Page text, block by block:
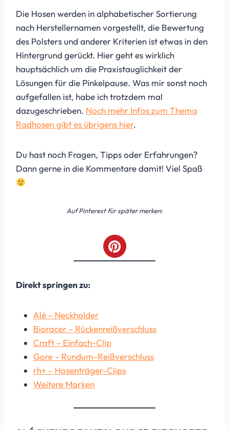
Die Hosen werden in alphabetischer Sortierung
nach Herstellernamen vorgestellt, die Bewertung
des Polsters und anderer Kriterien ist etwas in den
Hintergrund gerückt. Hier geht es wirklich
hauptsächlich um die Praxistauglichkeit der
Lösungen für die Pinkelpause. Was mir sonst noch
aufgefallen ist, habe ich trotzdem mal
dazugeschrieben. Noch mehr Infos zum Thema
Radhosen gibt es übrigens hier.
Du hast noch Fragen, Tipps oder Erfahrungen?
Dann gerne in die Kommentare damit! Viel Spaß
Auf Pinterest für später merken:
Direkt springen zu:
Alé – Neckholder
Bioracer – Rückenreißverschluss
Craft – Einfach-Clip
Gore – Rundum-Reißverschluss
rh+ – Hosenträger-Clips
Weitere Marken